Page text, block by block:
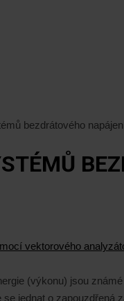
bezdrátového
(výkonu) jsou
jednat o